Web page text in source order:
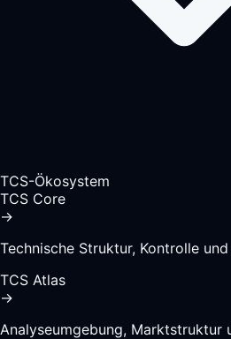
TCS-Ökosystem
TCS Core
→
Technische Struktur, Kontrolle und
TCS Atlas
→
Analyseumgebung, Marktstruktur